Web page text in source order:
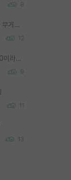
8
신생랩 1기 출신인데 신생랩은 줠라 무거운 바벨 같은거임. 들면 대박인데 못들면 깔려 죽음. 아무도 알려주지 않는 환경에서 자생해야하지만, 일단 살아남았다면 그 어떤 사람보다 악착같고 생존력 높은 사람으로 거듭날 수 있음
12
뭐 토익같은게 되버린거죠 토익 900이라고 영어잘하는건 아닙니다만 잘하는사람은 다 900을 넘는 그런
9
11
13